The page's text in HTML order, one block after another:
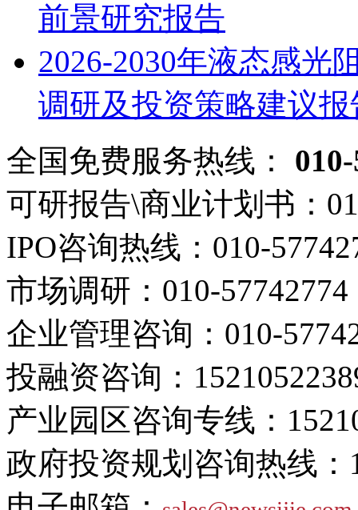
前景研究报告
2026-2030年液态感光
调研及投资策略建议报
全国免费服务热线：
可研报告\商业计划书：
IPO咨询热线： 010-
市场调研： 010-57742774
企业管理咨询： 010-
投融资咨询：
产业园区咨询专线：
政府投资规划咨询热线：